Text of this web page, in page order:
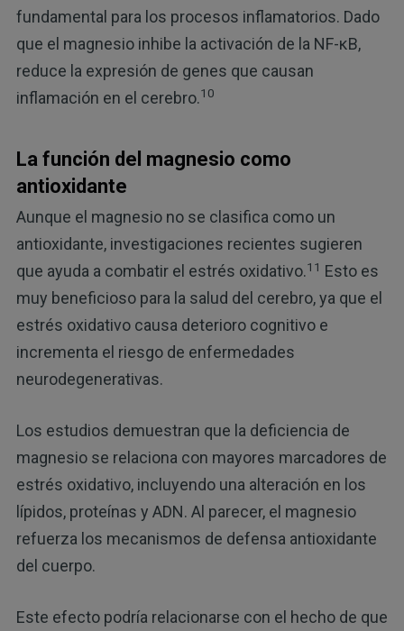
fundamental para los procesos inflamatorios. Dado
que el magnesio inhibe la activación de la NF-κB,
reduce la expresión de genes que causan
inflamación en el cerebro.10
La función del magnesio como
antioxidante
Aunque el magnesio no se clasifica como un
antioxidante, investigaciones recientes sugieren
que ayuda a combatir el estrés oxidativo.11 Esto es
muy beneficioso para la salud del cerebro, ya que el
estrés oxidativo causa deterioro cognitivo e
incrementa el riesgo de enfermedades
neurodegenerativas.
Los estudios demuestran que la deficiencia de
magnesio se relaciona con mayores marcadores de
estrés oxidativo, incluyendo una alteración en los
lípidos, proteínas y ADN. Al parecer, el magnesio
refuerza los mecanismos de defensa antioxidante
del cuerpo.
Este efecto podría relacionarse con el hecho de que